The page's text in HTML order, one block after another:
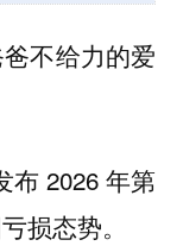
不给力的爱
布 2026 年第
损态势。